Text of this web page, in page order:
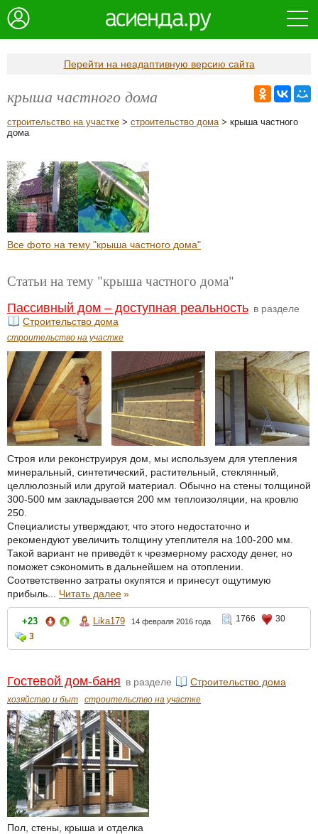
Перейти на неадаптивную версию сайта
крыша частного дома
строительство на участке > строительство дома> крыша частного
дома
Все фото на тему "крыша частного дома"
Статьи на тему "крыша частного дома"
Пассивный дом – доступная реальность в разделе
Строительство дома
строительство на участке
Строя или реконструируя дом, мы используем для утепления
минеральный, синтетический, растительный, стеклянный,
целлюлозный или другой материал. Обычно на стены толщиной
300-500 мм закладывается 200 мм теплоизоляции, на кровлю
250.
Специалисты утверждают, что этого недостаточно и
рекомендуют увеличить толщину утеплителя на 100-200 мм.
Такой вариант не приведёт к чрезмерному расходу денег, но
поможет сэкономить в дальнейшем на отоплении.
Соответственно затраты окупятся и принесут ощутимую
прибыль... Читать далее»
+23 Lika179 14 февраля 2016 года 1766
30
3
Гостевой дом-баня в разделе Строительство дома
хозяйство и быт строительство на участке
Пол, стены, крыша и отделка